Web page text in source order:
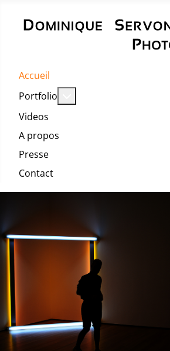
Accueil
Portfolio
Videos
A propos
Presse
Contact